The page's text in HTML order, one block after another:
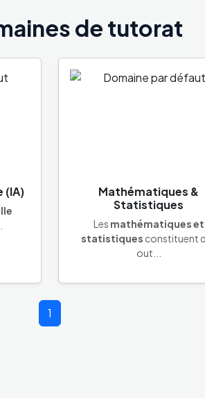
de tutorat
(IA)
Mathématiques &
Statistiques
Les mathématiques et
statistiques constituent
out...
1